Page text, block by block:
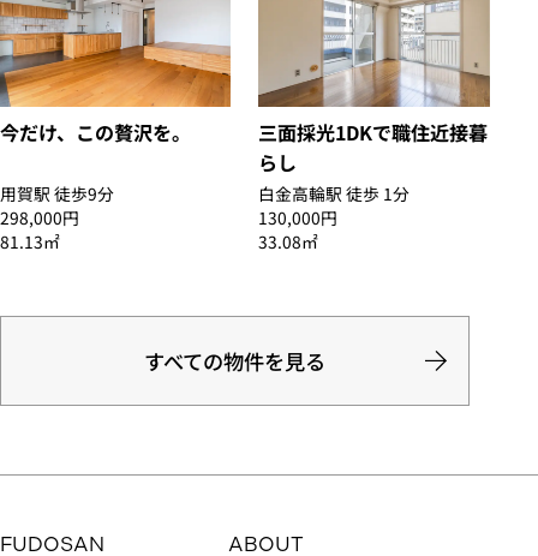
今だけ、この贅沢を。
用賀駅 徒歩9分
298,000円
81.13㎡
三面採光1DKで職住近接暮
らし
白金高輪駅 徒歩 1分
130,000円
33.08㎡
すべての物件を見る
FUDOSAN ABOUT